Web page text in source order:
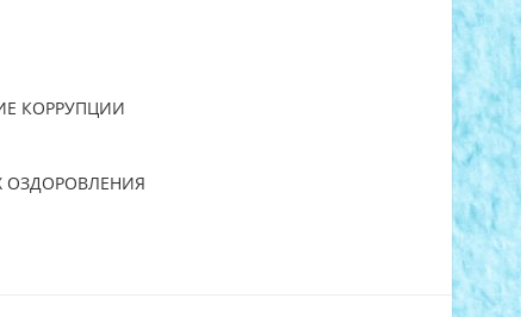
КОРРУПЦИИ
ОЗДОРОВЛЕНИЯ